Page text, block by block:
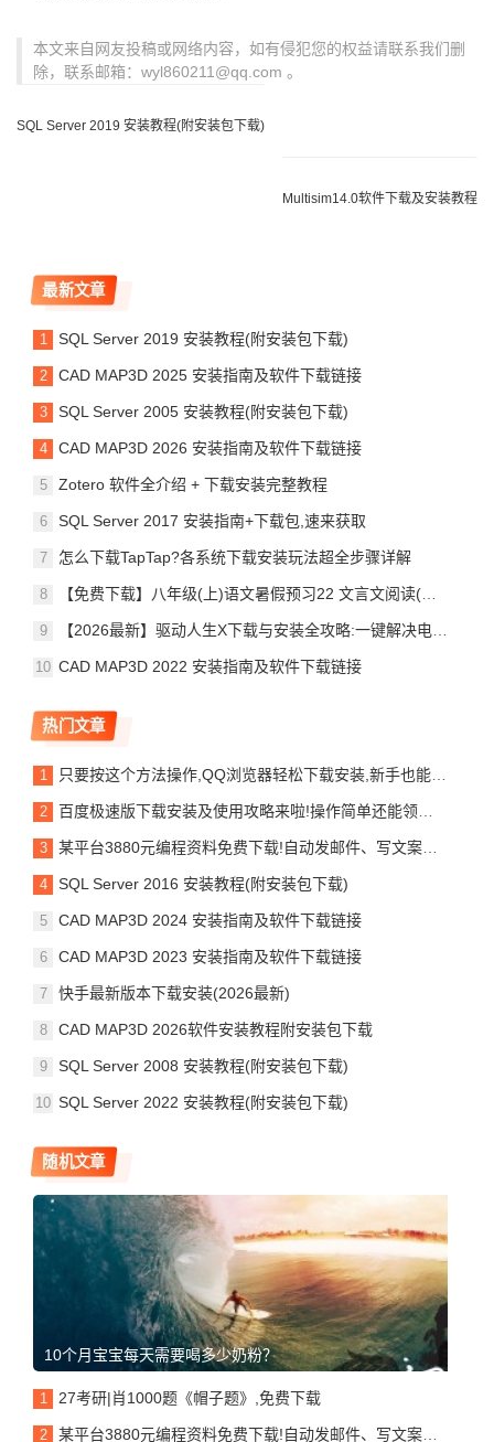
本文来自网友投稿或网络内容，如有侵犯您的权益请联系我们删
除，联系邮箱：wyl860211@qq.com 。
SQL Server 2019 安装教程(附安装包下载)
Multisim14.0软件下载及安装教程
最新文章
SQL Server 2019 安装教程(附安装包下载)
CAD MAP3D 2025 安装指南及软件下载链接
SQL Server 2005 安装教程(附安装包下载)
CAD MAP3D 2026 安装指南及软件下载链接
Zotero 软件全介绍 + 下载安装完整教程
SQL Server 2017 安装指南+下载包,速来获取
怎么下载TapTap?各系统下载安装玩法超全步骤详解
【免费下载】八年级(上)语文暑假预习22 文言文阅读(一),电子版,可打印
【2026最新】驱动人生X下载与安装全攻略:一键解决电脑驱动难题,告别蓝屏卡顿
CAD MAP3D 2022 安装指南及软件下载链接
热门文章
只要按这个方法操作,QQ浏览器轻松下载安装,新手也能快速上手并使用!
百度极速版下载安装及使用攻略来啦!操作简单还能领金币,快来试试吧!
某平台3880元编程资料免费下载!自动发邮件、写文案、破解下载网络资源等
SQL Server 2016 安装教程(附安装包下载)
CAD MAP3D 2024 安装指南及软件下载链接
CAD MAP3D 2023 安装指南及软件下载链接
快手最新版本下载安装(2026最新)
CAD MAP3D 2026软件安装教程附安装包下载
SQL Server 2008 安装教程(附安装包下载)
SQL Server 2022 安装教程(附安装包下载)
随机文章
10个月宝宝每天需要喝多少奶粉？
27考研|肖1000题《帽子题》,免费下载
某平台3880元编程资料免费下载!自动发邮件、写文案、破解下载网络资源等